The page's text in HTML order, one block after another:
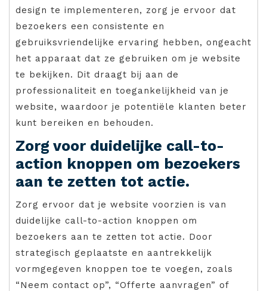
design te implementeren, zorg je ervoor dat
bezoekers een consistente en
gebruiksvriendelijke ervaring hebben, ongeacht
het apparaat dat ze gebruiken om je website
te bekijken. Dit draagt bij aan de
professionaliteit en toegankelijkheid van je
website, waardoor je potentiële klanten beter
kunt bereiken en behouden.
Zorg voor duidelijke call-to-
action knoppen om bezoekers
aan te zetten tot actie.
Zorg ervoor dat je website voorzien is van
duidelijke call-to-action knoppen om
bezoekers aan te zetten tot actie. Door
strategisch geplaatste en aantrekkelijk
vormgegeven knoppen toe te voegen, zoals
“Neem contact op”, “Offerte aanvragen” of